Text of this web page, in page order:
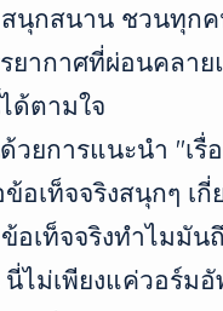
สนุกสนาน ชวนทุก
ยากาศที่ผ่อนคลาย
ด้ตามใจ
วยการแนะนำ "เรื่
อเท็จจริงสนุกๆ เ
อเท็จจริงทำไมมัน
ไม่เพียงแค่วอร์ม